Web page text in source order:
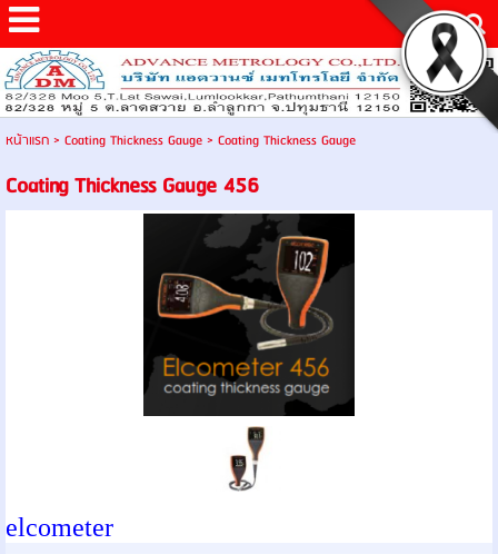
หน้าแรก> Coating Thickness Gauge> Coating Thickness Gauge
Coating Thickness Gauge 456
elcometer